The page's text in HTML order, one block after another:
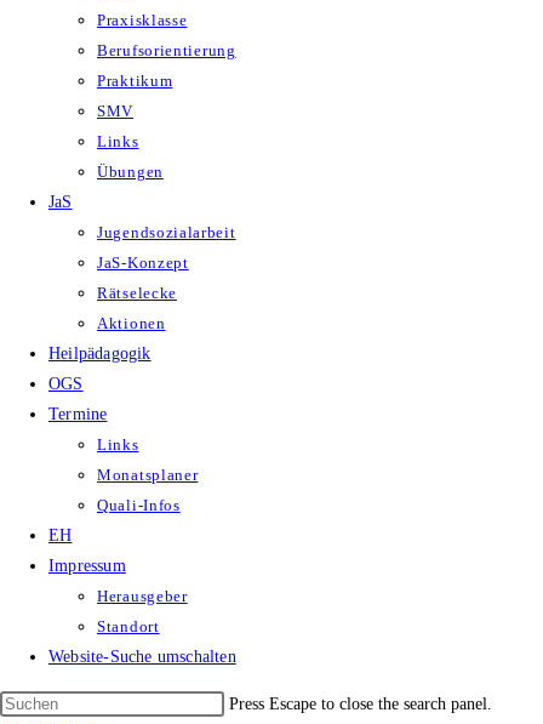
Praxisklasse
Berufsorientierung
Praktikum
SMV
Links
Übungen
JaS
Jugendsozialarbeit
JaS-Konzept
Rätselecke
Aktionen
Heilpädagogik
OGS
Termine
Links
Monatsplaner
Quali-Infos
EH
Impressum
Herausgeber
Standort
Website-Suche umschalten
Press Escape to close the search panel.